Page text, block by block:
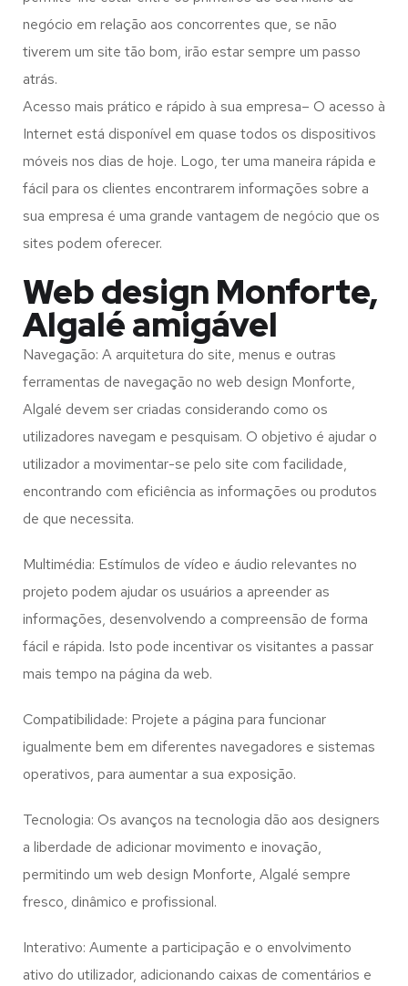
negócio em relação aos concorrentes que, se não
tiverem um site tão bom, irão estar sempre um passo
atrás.
Acesso mais prático e rápido à sua empresa– O acesso à
Internet está disponível em quase todos os dispositivos
móveis nos dias de hoje. Logo, ter uma maneira rápida e
fácil para os clientes encontrarem informações sobre a
sua empresa é uma grande vantagem de negócio que os
sites podem oferecer.
Web design Monforte,
Algalé amigável
Navegação: A arquitetura do site, menus e outras
ferramentas de navegação no web design Monforte,
Algalé devem ser criadas considerando como os
utilizadores navegam e pesquisam. O objetivo é ajudar o
utilizador a movimentar-se pelo site com facilidade,
encontrando com eficiência as informações ou produtos
de que necessita.
Multimédia: Estímulos de vídeo e áudio relevantes no
projeto podem ajudar os usuários a apreender as
informações, desenvolvendo a compreensão de forma
fácil e rápida. Isto pode incentivar os visitantes a passar
mais tempo na página da web.
Compatibilidade: Projete a página para funcionar
igualmente bem em diferentes navegadores e sistemas
operativos, para aumentar a sua exposição.
Tecnologia: Os avanços na tecnologia dão aos designers
a liberdade de adicionar movimento e inovação,
permitindo um web design Monforte, Algalé sempre
fresco, dinâmico e profissional.
Interativo: Aumente a participação e o envolvimento
ativo do utilizador, adicionando caixas de comentários e